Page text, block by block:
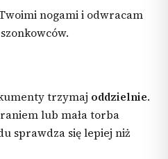
nogami i odwracam
trzymaj oddzielnie.
lub mała torba
sprawdza się lepiej niż